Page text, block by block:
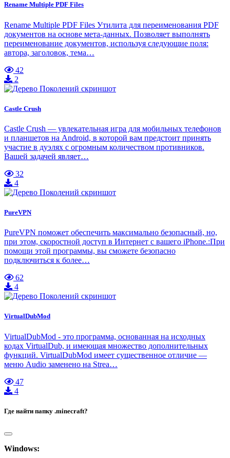
Rename Multiple PDF Files
Rename Multiple PDF Files Утилита для переименования PDF
документов на основе мета-данных. Позволяет выполнять
переименование документов, используя следующие поля:
автора, заголовок, тема…
42
2
Castle Crush
Castle Crush — увлекательная игра для мобильных телефонов
и планшетов на Android, в которой вам предстоит принять
участие в дуэлях с огромным количеством противников.
Вашей задачей являет…
32
4
PureVPN
PureVPN поможет обеспечить максимально безопасный, но,
при этом, скоростной доступ в Интернет с вашего iPhone.:При
помощи этой программы, вы сможете безопасно
подключиться к более…
62
4
VirtualDubMod
VirtualDubMod - это программа, основанная на исходных
кодах VirtualDub, и имеющая множество дополнительных
функций. VirtualDubMod имеет существенное отличие —
меню Audio заменено на Strea…
47
4
Где найти папку .minecraft?
Windows: